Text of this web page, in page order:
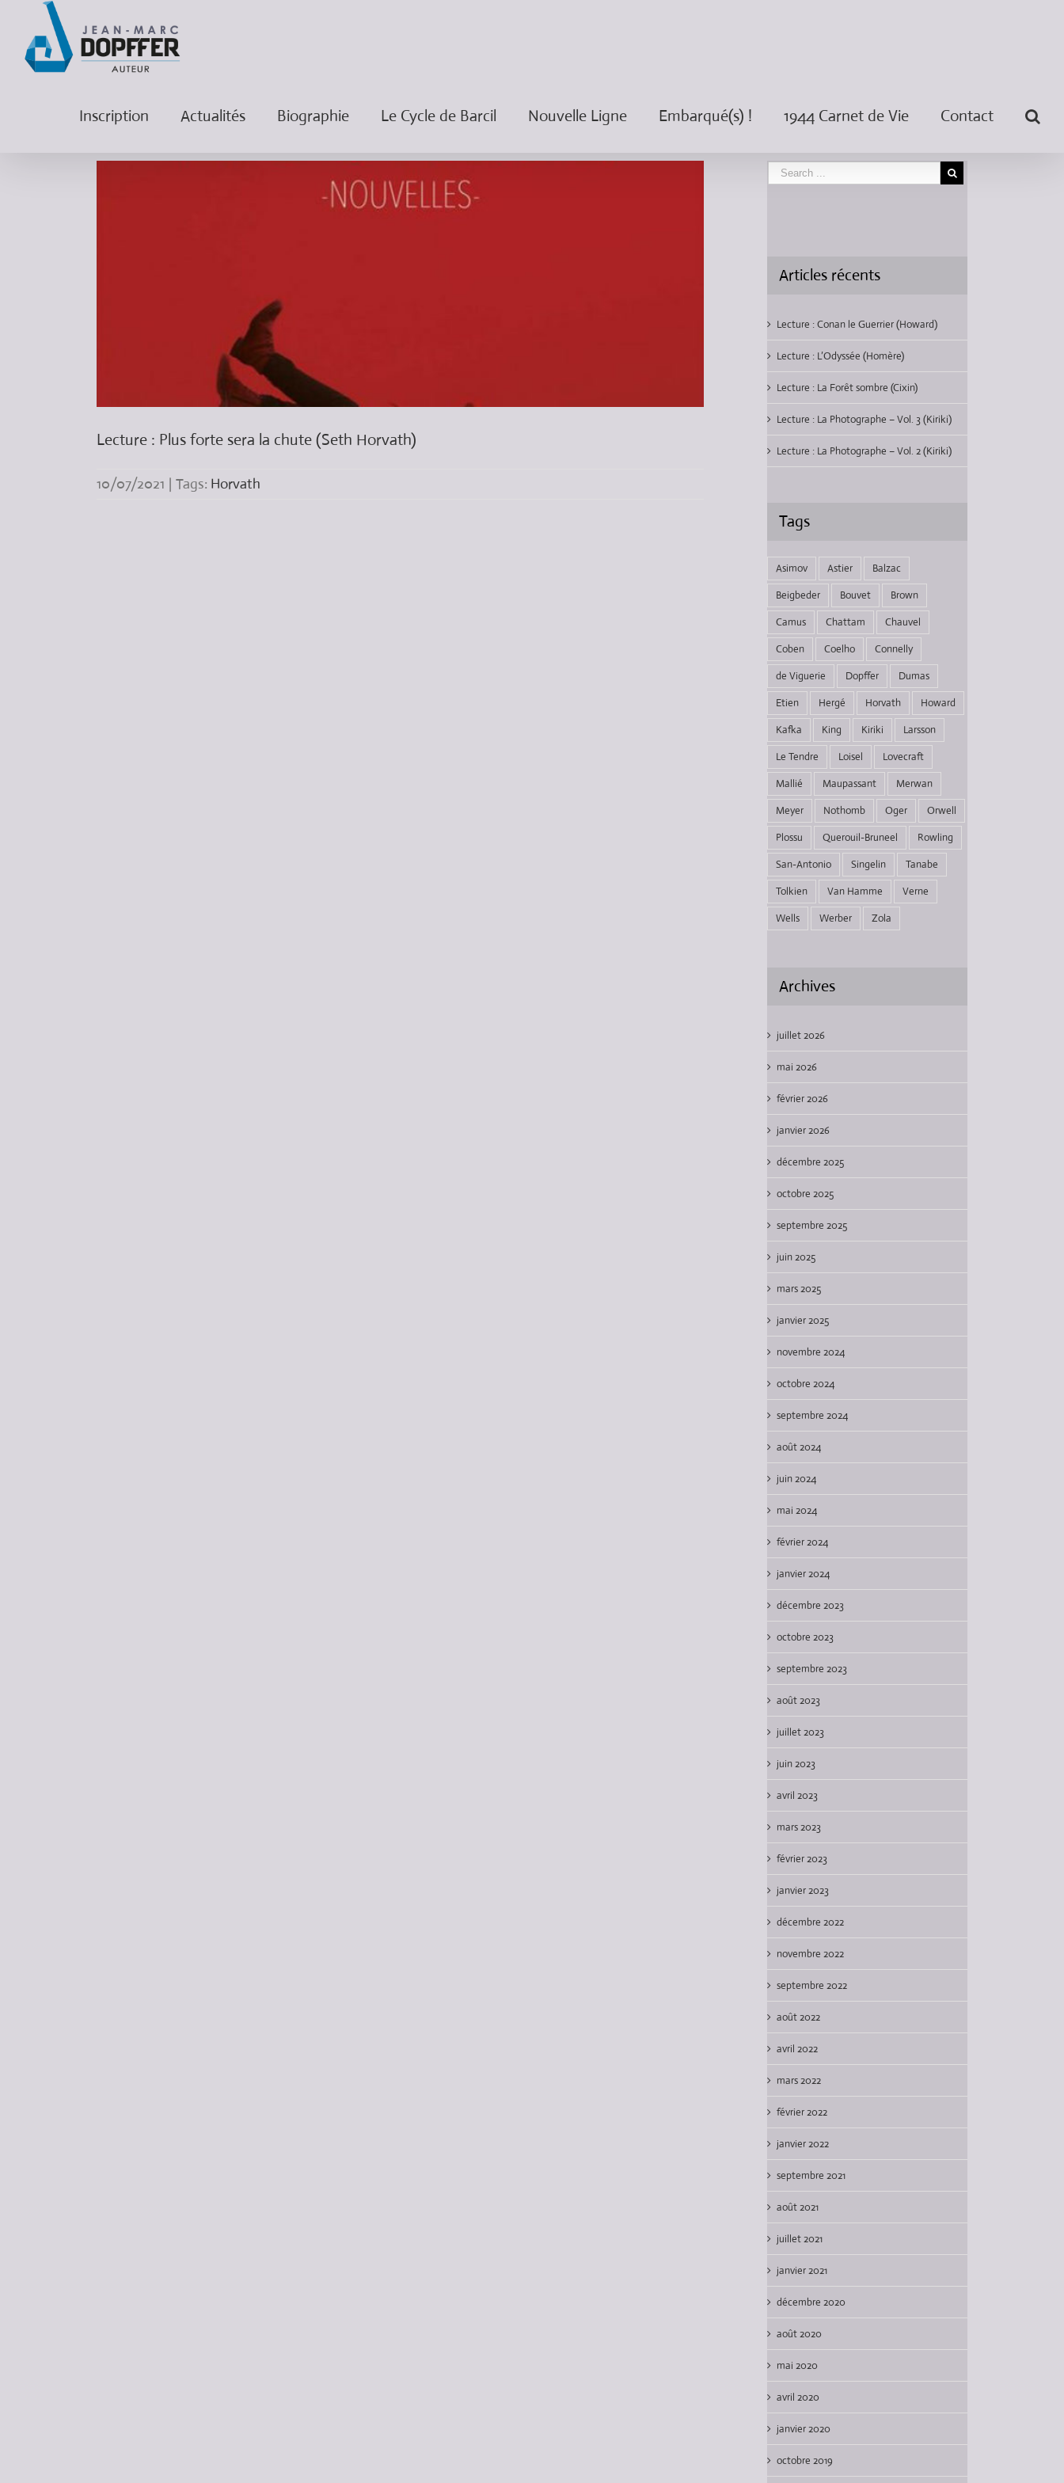
Inscription Actualités Biographie Le Cycle de Barcil Nouvelle Ligne Embarqué(s) ! 1944 Carnet de Vie Contact
Lecture : Plus forte sera la chute (Seth Horvath)
10/07/2021 | Tags: Horvath
Articles récents
Lecture : Conan le Guerrier (Howard)
Lecture : L’Odyssée (Homère)
Lecture : La Forêt sombre (Cixin)
Lecture : La Photographe – Vol. 3 (Kiriki)
Lecture : La Photographe – Vol. 2 (Kiriki)
Tags
Asimov Astier
Balzac
Beigbeder
Bouvet
Brown
Camus
Chattam
Chauvel
Coben
Coelho
Connelly
de Viguerie
Dopffer
Dumas
Etien
Hergé Horvath
Howard
Kafka
King Kiriki
Larsson
Le Tendre
Loisel
Lovecraft
Mallié
Maupassant
Merwan
Meyer
Nothomb Oger
Orwell
Plossu
Querouil-Bruneel
Rowling
San-Antonio
Singelin
Tanabe
Tolkien
Van Hamme
Verne
Wells
Werber Zola
Archives
juillet 2026
mai 2026
février 2026
janvier 2026
décembre 2025
octobre 2025
septembre 2025
juin 2025
mars 2025
janvier 2025
novembre 2024
octobre 2024
septembre 2024
août 2024
juin 2024
mai 2024
février 2024
janvier 2024
décembre 2023
octobre 2023
septembre 2023
août 2023
juillet 2023
juin 2023
avril 2023
mars 2023
février 2023
janvier 2023
décembre 2022
novembre 2022
septembre 2022
août 2022
avril 2022
mars 2022
février 2022
janvier 2022
septembre 2021
août 2021
juillet 2021
janvier 2021
décembre 2020
août 2020
mai 2020
avril 2020
janvier 2020
octobre 2019